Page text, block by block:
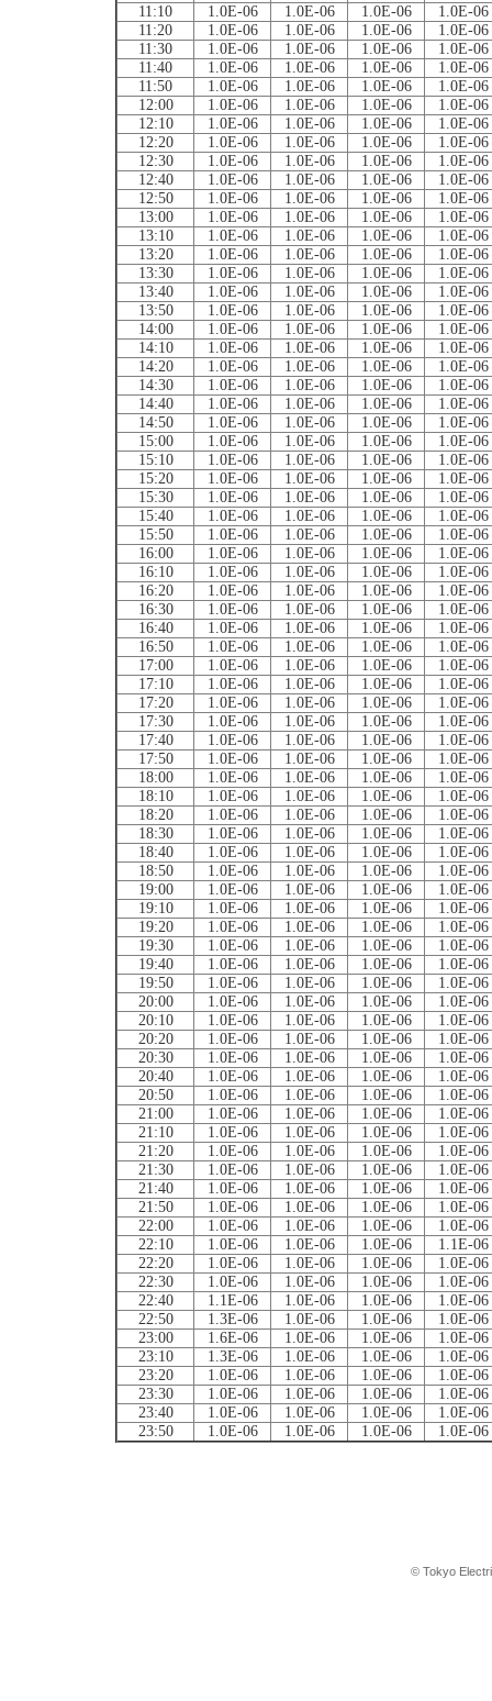
11:10
1.0E-06 1.0E-06 1.0E-06
1.0E-06
11:20
1.0E-06 1.0E-06 1.0E-06
1.0E-06
11:30
1.0E-06 1.0E-06 1.0E-06
1.0E-06
11:40
1.0E-06 1.0E-06 1.0E-06
1.0E-06
11:50
1.0E-06 1.0E-06 1.0E-06
1.0E-06
12:00
1.0E-06 1.0E-06 1.0E-06
1.0E-06
12:10
1.0E-06 1.0E-06 1.0E-06
1.0E-06
12:20
1.0E-06 1.0E-06 1.0E-06
1.0E-06
12:30
1.0E-06 1.0E-06 1.0E-06
1.0E-06
12:40
1.0E-06 1.0E-06 1.0E-06
1.0E-06
12:50
1.0E-06 1.0E-06 1.0E-06
1.0E-06
13:00
1.0E-06 1.0E-06 1.0E-06
1.0E-06
13:10
1.0E-06 1.0E-06 1.0E-06
1.0E-06
13:20
1.0E-06 1.0E-06 1.0E-06
1.0E-06
13:30
1.0E-06 1.0E-06 1.0E-06
1.0E-06
13:40
1.0E-06 1.0E-06 1.0E-06
1.0E-06
13:50
1.0E-06 1.0E-06 1.0E-06
1.0E-06
14:00
1.0E-06 1.0E-06 1.0E-06
1.0E-06
14:10
1.0E-06 1.0E-06 1.0E-06
1.0E-06
14:20
1.0E-06 1.0E-06 1.0E-06
1.0E-06
14:30
1.0E-06 1.0E-06 1.0E-06
1.0E-06
14:40
1.0E-06 1.0E-06 1.0E-06
1.0E-06
14:50
1.0E-06 1.0E-06 1.0E-06
1.0E-06
15:00
1.0E-06 1.0E-06 1.0E-06
1.0E-06
15:10
1.0E-06 1.0E-06 1.0E-06
1.0E-06
15:20
1.0E-06 1.0E-06 1.0E-06
1.0E-06
15:30
1.0E-06 1.0E-06 1.0E-06
1.0E-06
15:40
1.0E-06 1.0E-06 1.0E-06
1.0E-06
15:50
1.0E-06 1.0E-06 1.0E-06
1.0E-06
16:00
1.0E-06 1.0E-06 1.0E-06
1.0E-06
16:10
1.0E-06 1.0E-06 1.0E-06
1.0E-06
16:20
1.0E-06 1.0E-06 1.0E-06
1.0E-06
16:30
1.0E-06 1.0E-06 1.0E-06
1.0E-06
16:40
1.0E-06 1.0E-06 1.0E-06
1.0E-06
16:50
1.0E-06 1.0E-06 1.0E-06
1.0E-06
17:00
1.0E-06 1.0E-06 1.0E-06
1.0E-06
17:10
1.0E-06 1.0E-06 1.0E-06
1.0E-06
17:20
1.0E-06 1.0E-06 1.0E-06
1.0E-06
17:30
1.0E-06 1.0E-06 1.0E-06
1.0E-06
17:40
1.0E-06 1.0E-06 1.0E-06
1.0E-06
17:50
1.0E-06 1.0E-06 1.0E-06
1.0E-06
18:00
1.0E-06 1.0E-06 1.0E-06
1.0E-06
18:10
1.0E-06 1.0E-06 1.0E-06
1.0E-06
18:20
1.0E-06 1.0E-06 1.0E-06
1.0E-06
18:30
1.0E-06 1.0E-06 1.0E-06
1.0E-06
18:40
1.0E-06 1.0E-06 1.0E-06
1.0E-06
18:50
1.0E-06 1.0E-06 1.0E-06
1.0E-06
19:00
1.0E-06 1.0E-06 1.0E-06
1.0E-06
19:10
1.0E-06 1.0E-06 1.0E-06
1.0E-06
19:20
1.0E-06 1.0E-06 1.0E-06
1.0E-06
19:30
1.0E-06 1.0E-06 1.0E-06
1.0E-06
19:40
1.0E-06 1.0E-06 1.0E-06
1.0E-06
19:50
1.0E-06 1.0E-06 1.0E-06
1.0E-06
20:00
1.0E-06 1.0E-06 1.0E-06
1.0E-06
20:10
1.0E-06 1.0E-06 1.0E-06
1.0E-06
20:20
1.0E-06 1.0E-06 1.0E-06
1.0E-06
20:30
1.0E-06 1.0E-06 1.0E-06
1.0E-06
20:40
1.0E-06 1.0E-06 1.0E-06
1.0E-06
20:50
1.0E-06 1.0E-06 1.0E-06
1.0E-06
21:00
1.0E-06 1.0E-06 1.0E-06
1.0E-06
21:10
1.0E-06 1.0E-06 1.0E-06
1.0E-06
21:20
1.0E-06 1.0E-06 1.0E-06
1.0E-06
21:30
1.0E-06 1.0E-06 1.0E-06
1.0E-06
21:40
1.0E-06 1.0E-06 1.0E-06
1.0E-06
21:50
1.0E-06 1.0E-06 1.0E-06
1.0E-06
22:00
1.0E-06 1.0E-06 1.0E-06
1.0E-06
22:10
1.0E-06 1.0E-06 1.0E-06
1.1E-06
22:20
1.0E-06 1.0E-06 1.0E-06
1.0E-06
22:30
1.0E-06 1.0E-06 1.0E-06
1.0E-06
22:40
1.1E-06 1.0E-06 1.0E-06
1.0E-06
22:50
1.3E-06 1.0E-06 1.0E-06
1.0E-06
23:00
1.6E-06 1.0E-06 1.0E-06
1.0E-06
23:10
1.3E-06 1.0E-06 1.0E-06
1.0E-06
23:20
1.0E-06 1.0E-06 1.0E-06
1.0E-06
23:30
1.0E-06 1.0E-06 1.0E-06
1.0E-06
23:40
1.0E-06 1.0E-06 1.0E-06
1.0E-06
23:50
1.0E-06 1.0E-06 1.0E-06 1.0E-06
© Tokyo